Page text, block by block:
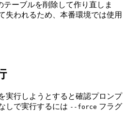
テーブルを削除して作り直しま
失われるため、本番環境では使用
実行しようとすると確認プロンプ
しで実行するには --force フラグ